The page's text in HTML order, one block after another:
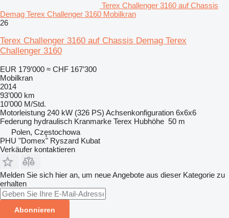
Terex Challenger 3160 auf Chassis
Demag Terex Challenger 3160 Mobilkran
26
Terex Challenger 3160 auf Chassis Demag Terex
Challenger 3160
EUR 179’000 ≈ CHF 167’300
Mobilkran
2014
93’000 km
10’000 M/Std.
Motorleistung 240 kW (326 PS) Achsenkonfiguration 6x6x6
Federung hydraulisch Kranmarke Terex Hubhöhe 50 m
Polen, Częstochowa
PHU "Domex" Ryszard Kubat
Verkäufer kontaktieren
Melden Sie sich hier an, um neue Angebote aus dieser Kategorie zu
erhalten
Abonnieren